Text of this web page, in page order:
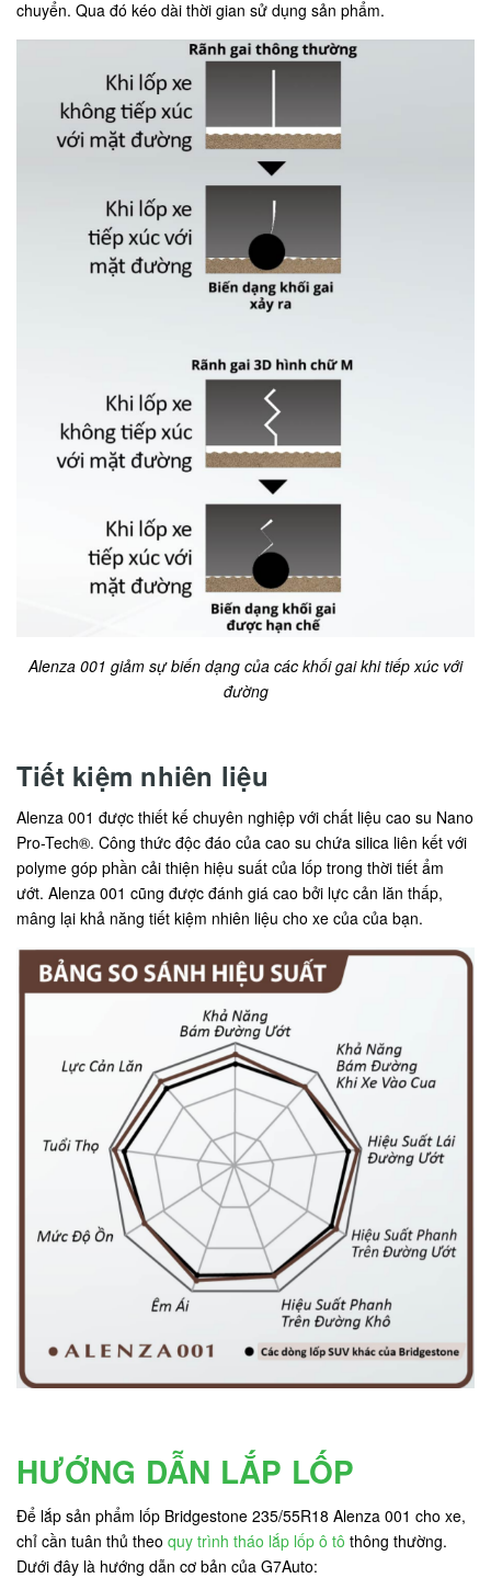
chuyển. Qua đó kéo dài thời gian sử dụng sản phẩm.
Alenza 001 giảm sự biến dạng của các khối gai khi tiếp xúc với
đường
Tiết kiệm nhiên liệu
Alenza 001 được thiết kế chuyên nghiệp với chất liệu cao su Nano
Pro-Tech®. Công thức độc đáo của cao su chứa silica liên kết với
polyme góp phần cải thiện hiệu suất của lốp trong thời tiết ẩm
ướt. Alenza 001 cũng được đánh giá cao bởi lực cản lăn thấp,
mâng lại khả năng tiết kiệm nhiên liệu cho xe của của bạn.
HƯỚNG DẪN LẮP LỐP
Để lắp sản phẩm lốp Bridgestone 235/55R18 Alenza 001 cho xe,
chỉ cần tuân thủ theo quy trình tháo lắp lốp ô tô thông thường.
Dưới đây là hướng dẫn cơ bản của G7Auto: